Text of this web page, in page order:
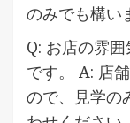
のみでも構い
Q: お店の雰
です。 A: 店
ので、見学の